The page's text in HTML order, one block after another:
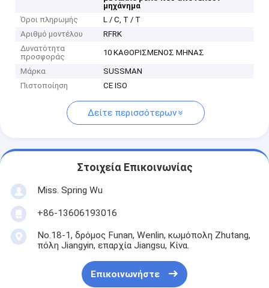
μηχάνημα
Όροι πληρωμής
L / C, T / T
Αριθμό μοντέλου
RFRK
Δυνατότητα
προσφοράς
10 ΚΑΘΟΡΙΣΜΕΝΟΣ ΜΗΝΑΣ
Μάρκα
SUSSMAN
Πιστοποίηση
CE ISO
Δείτε περισσότερων
Στοιχεία Επικοινωνίας
Miss. Spring Wu
+86-13606193016
No.18-1, δρόμος Funan, Wenlin, κωμόπολη Zhutang,
πόλη Jiangyin, επαρχία Jiangsu, Κίνα.
Επικοινωνήστε